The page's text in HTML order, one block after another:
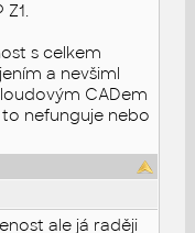
s celkem
a nevšiml
CADem
nefunguje nebo
ale já raději